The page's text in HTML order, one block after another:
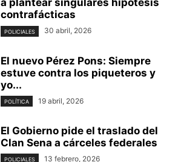
a plantear singulares hipótesis
contrafácticas
POLICIALES 30 abril, 2026
El nuevo Pérez Pons: Siempre
estuve contra los piqueteros y
yo...
POLÍTICA 19 abril, 2026
El Gobierno pide el traslado del
Clan Sena a cárceles federales
POLICIALES 13 febrero, 2026